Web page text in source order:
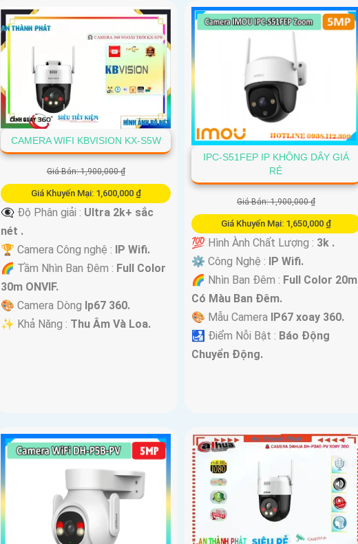
CAMERA WIFI KBVISION KX-S5W
Giá Bán: 1,900,000 ₫
Giá Khuyến Mại: 1,600,000 ₫
👁️‍🗨 Độ Phân giải : Ultra 2k+ sắc
nét .
🏆 Camera Công nghệ : IP Wifi.
🌈 Tầm Nhìn Ban Đêm : Full Color
30m ONVIF.
🎨 Camera Dòng Ip67 360.
️✨ Khả Năng : Thu Âm Và Loa.
IPC-S51FEP IP KHÔNG DÂY GIÁ
RẺ
Giá Bán: 1,900,000 ₫
Giá Khuyến Mại: 1,650,000 ₫
💯 Hình Ành Chất Lượng : 3k .
⚙ Công Nghệ : IP Wifi.
🌈 Nhìn Ban Đêm : Full Color 20m
Có Màu Ban Ðêm.
🎨 Mẫu Camera IP67 xoay 360.
️🛃 Điểm Nỗi Bật : Báo Động
Chuyển Động.